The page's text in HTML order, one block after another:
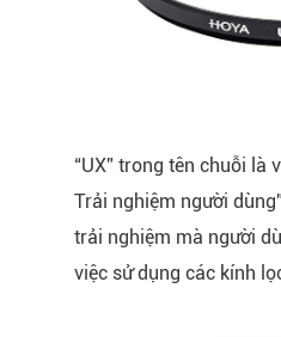
“UX” trong tên chuỗi là
Trải nghiệm người
trải nghiệm mà người
việc sử dụng các kính